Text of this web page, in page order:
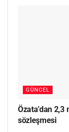
GÜNCEL
Özata’dan 2,3
sözleşmesi